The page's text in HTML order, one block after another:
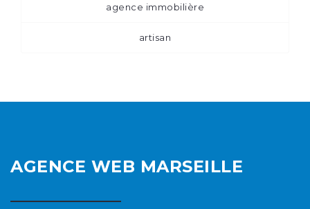
agence immobilière
artisan
AGENCE WEB MARSEILLE